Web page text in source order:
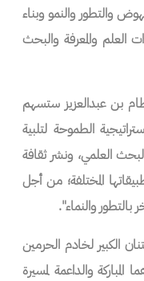
والتطور والنمو وبناء
العلم والمعرفة والبحث
بن عبدالعزيز ستسهم
الطموحة لتلبية
والتركيز على البحث العلمي، ونشر ثقافة
المختلفة؛ من أجل
والنماء".
الكبير لخادم الحرمين
والداعمة لمسيرة